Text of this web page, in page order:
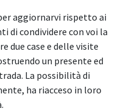
aggiornarvi rispetto ai
di condividere con voi la
due case e delle visite
un presente ed
La possibilità di
ha riacceso in loro